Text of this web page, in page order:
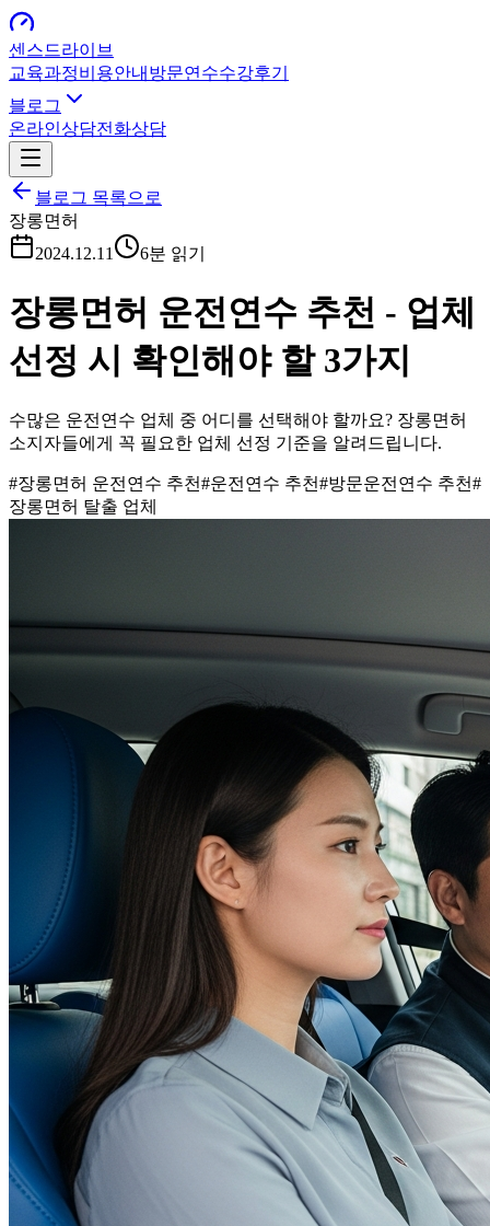
센스드라이브
교육과정비용안내 방문연수수강후기
블로그
온라인상담전화상담
블로그 목록으로
장롱면허
2024.12.11
6분 읽기
장롱면허 운전연수 추천 - 업체
선정 시 확인해야 할 3가지
수많은 운전연수 업체 중 어디를 선택해야 할까요? 장롱면허
소지자들에게 꼭 필요한 업체 선정 기준을 알려드립니다.
#장롱면허 운전연수 추천#운전연수 추천#방문운전연수 추천#
장롱면허 탈출 업체